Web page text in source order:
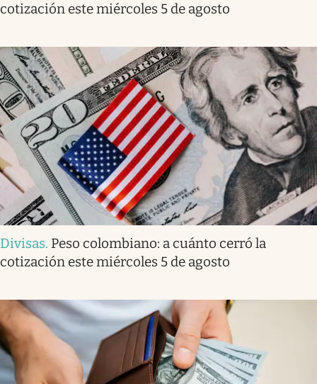
cotización este miércoles 5 de agosto
Divisas. Peso colombiano: a cuánto cerró la
cotización este miércoles 5 de agosto